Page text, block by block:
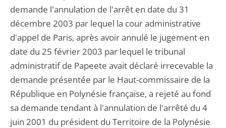
demande l'annulation de l'arrêt en date du 31
décembre 2003 par lequel la cour administrative
d'appel de Paris, après avoir annulé le jugement en
date du 25 février 2003 par lequel le tribunal
administratif de Papeete avait déclaré irrecevable la
demande présentée par le Haut-commissaire de la
République en Polynésie française, a rejeté au fond
sa demande tendant à l'annulation de l'arrêté du 4
juin 2001 du président du Territoire de la Polynésie